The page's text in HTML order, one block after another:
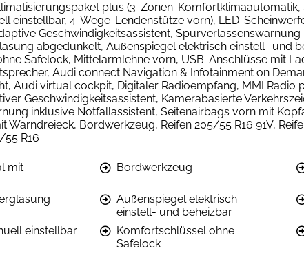
plus (3-Zonen-
einstellbar, 4-Wege-Lendenstütze vorn), LED-
Geschwindigkeitsassistent,
abgedunkelt, Außenspiegel elektrisch einstell- und
Safelock, Mittelarmlehne vorn, USB-Anschlüsse mit
Audi connect Navigation & Infotainment on
Audi virtual cockpit, Digitaler Radioempfang, MMI
Geschwindigkeitsassistent, Kamerabasierte
inklusive Notfallassistent, Seitenairbags vorn mit
Warndreieck, Bordwerkzeug, Reifen 205/55 R16 91V,
55 R16
mit
Bordwerkzeug
Außenspiegel elektrisch
einstell- und beheizbar
einstellbar
Komfortschlüssel ohne
Safelock